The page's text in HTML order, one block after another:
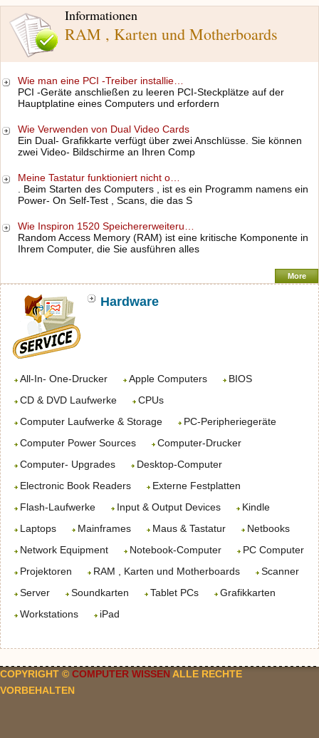
Informationen
RAM , Karten und Motherboards
Wie man eine PCI -Treiber installie…
PCI -Geräte anschließen zu leeren PCI-Steckplätze auf der
Hauptplatine eines Computers und erfordern
Wie Verwenden von Dual Video Cards
Ein Dual- Grafikkarte verfügt über zwei Anschlüsse. Sie können
zwei Video- Bildschirme an Ihren Comp
Meine Tastatur funktioniert nicht o…
. Beim Starten des Computers , ist es ein Programm namens ein
Power- On Self-Test , Scans, die das S
Wie Inspiron 1520 Speichererweiteru…
Random Access Memory (RAM) ist eine kritische Komponente in
Ihrem Computer, die Sie ausführen alles
More
Hardware
All-In- One-Drucker Apple Computers
BIOS
CD & DVD Laufwerke
CPUs
Computer Laufwerke & Storage
PC-Peripheriegeräte
Computer Power Sources
Computer-Drucker
Computer- Upgrades
Desktop-Computer
Electronic Book Readers
Externe Festplatten
Flash-Laufwerke
Input & Output Devices
Kindle
Laptops
Mainframes Maus & Tastatur
Netbooks
Network Equipment
Notebook-Computer
PC Computer
Projektoren
RAM , Karten und Motherboards
Scanner
Server
Soundkarten Tablet PCs
Grafikkarten
Workstations
iPad
COPYRIGHT © COMPUTER WISSEN ALLE RECHTE
VORBEHALTEN